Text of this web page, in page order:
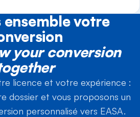
ensemble votre
your conversion
licence et votre expérience :
dossier et vous proposons un
personnalisé vers EASA.